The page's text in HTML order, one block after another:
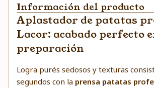
Información del producto
Aplastador de patatas
Lacor: acabado perfecto
preparación
Logra purés sedosos y texturas
segundos con la prensa patatas